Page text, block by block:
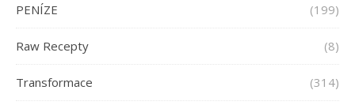
PENÍZE (199)
Raw Recepty (8)
Transformace (314)